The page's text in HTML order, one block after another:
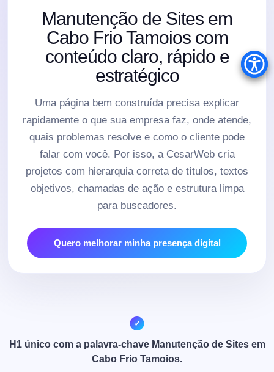
Manutenção de Sites em
Cabo Frio Tamoios com
conteúdo claro, rápido e
estratégico
Uma página bem construída precisa explicar
rapidamente o que sua empresa faz, onde atende,
quais problemas resolve e como o cliente pode
falar com você. Por isso, a CesarWeb cria
projetos com hierarquia correta de títulos, textos
objetivos, chamadas de ação e estrutura limpa
para buscadores.
Quero melhorar minha presença digital
H1 único com a palavra-chave Manutenção de Sites em
Cabo Frio Tamoios.